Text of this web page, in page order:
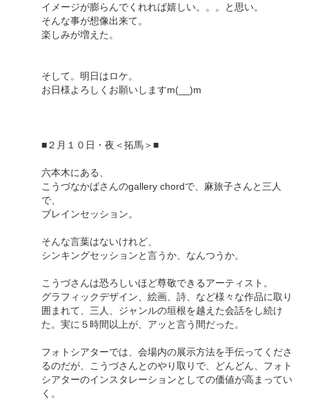
イメージが膨らんでくれれば嬉しい。。。と思い。
そんな事が想像出来て。
楽しみが増えた。
そして。明日はロケ。
お日様よろしくお願いしますm(__)m
■２月１０日・夜＜拓馬＞■
六本木にある、
こうづなかばさんのgallery chordで、麻旅子さんと三人
で、
ブレインセッション。
そんな言葉はないけれど、
シンキングセッションと言うか、なんつうか。
こうづさんは恐ろしいほど尊敬できるアーティスト。
グラフィックデザイン、絵画、詩、など様々な作品に取り
囲まれて、三人、ジャンルの垣根を越えた会話をし続け
た。実に５時間以上が、アッと言う間だった。
フォトシアターでは、会場内の展示方法を手伝ってくださ
るのだが、こうづさんとのやり取りで、どんどん、フォト
シアターのインスタレーションとしての価値が高まってい
く。